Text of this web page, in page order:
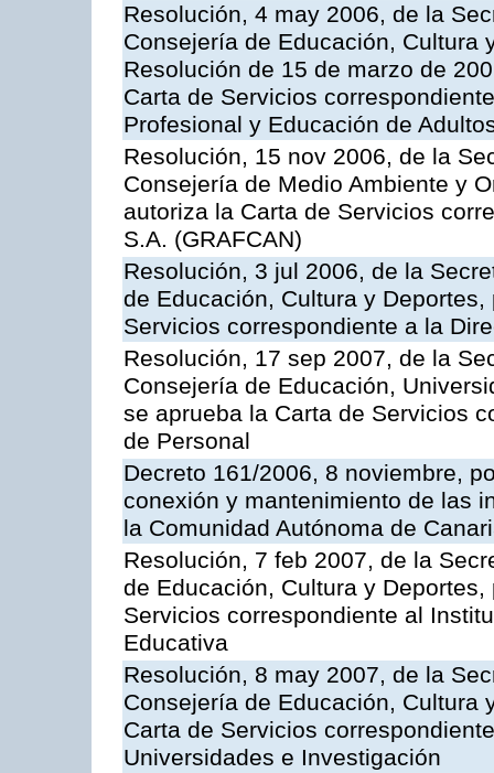
Resolución, 4 may 2006, de la
Consejería de Educación, Cultura
Resolución de 15 de marzo de
Carta de Servicios
Profesional y Educación de
Resolución, 15 nov 2006, de la
Consejería de Medio Ambiente y
autoriza la Carta de Servicios
S.A. (GRAFCAN)
Resolución, 3 jul 2006, de la
de Educación, Cultura y
Servicios correspondiente a la
Resolución, 17 sep 2007, de la
Consejería de Educación,
se aprueba la Carta de Servicios
de Personal
Decreto 161/2006, 8 noviembre,
conexión y mantenimiento de las
la Comunidad Autónoma de
Resolución, 7 feb 2007, de la
de Educación, Cultura y
Servicios correspondiente al
Educativa
Resolución, 8 may 2007, de la
Consejería de Educación, Cultura
Carta de Servicios
Universidades e Investigación